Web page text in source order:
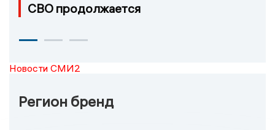
СВО продолжается
Новости СМИ2
Регион бренд